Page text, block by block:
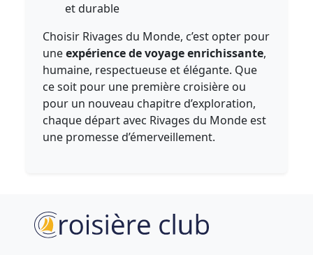
et durable
Choisir Rivages du Monde, c’est opter pour
uneexpérience de voyage enrichissante,
humaine, respectueuse et élégante. Que
ce soit pour une première croisière ou
pour un nouveau chapitre d’exploration,
chaque départ avec Rivages du Monde est
une promesse d’émerveillement.